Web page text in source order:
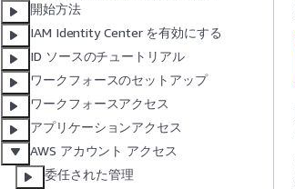
開始方法
IAM Identity Center を有効にする
ID ソースのチュートリアル
ワークフォースのセットアップ
ワークフォースアクセス
アプリケーションアクセス
AWS アカウント アクセス
委任された管理